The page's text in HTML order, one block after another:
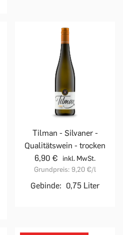
Tilman - Silvaner -
Qualitätswein - trocken
6,90 €
inkl. MwSt.
Grundpreis: 9,20 €/l
Gebinde: 0,75 Liter